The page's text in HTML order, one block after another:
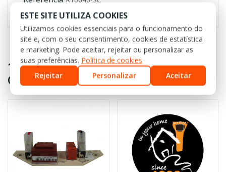
16 OUTROS PRODUTOS NA MESMA
CATEGORIA:
ESTE SITE UTILIZA COOKIES
Utilizamos cookies essenciais para o funcionamento do
site e, com o seu consentimento, cookies de estatística
e marketing. Pode aceitar, rejeitar ou personalizar as
suas preferências. Política de cookies
Rejeitar
Personalizar Aceitar